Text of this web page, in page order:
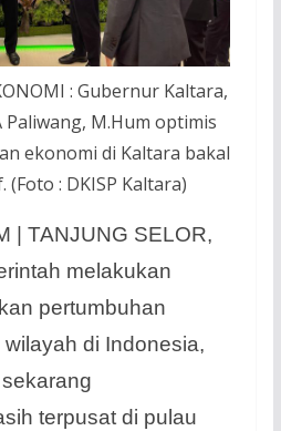
: Gubernur Kaltara,
Paliwang, M.Hum optimis
ekonomi di Kaltara bakal
: DKISP Kaltara)
| TANJUNG SELOR,
melakukan
pertumbuhan
di Indonesia,
terpusat di pulau